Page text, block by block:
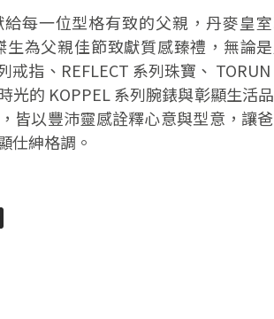
每一位型格有致的父親，丹麥皇
生為父親佳節致獻質感臻禮，無論
戒指、REFLECT 系列珠寶、
光的 KOPPEL 系列腕錶與彰顯生活
皆以豐沛靈感詮釋心意與型意，讓
仕紳格調。